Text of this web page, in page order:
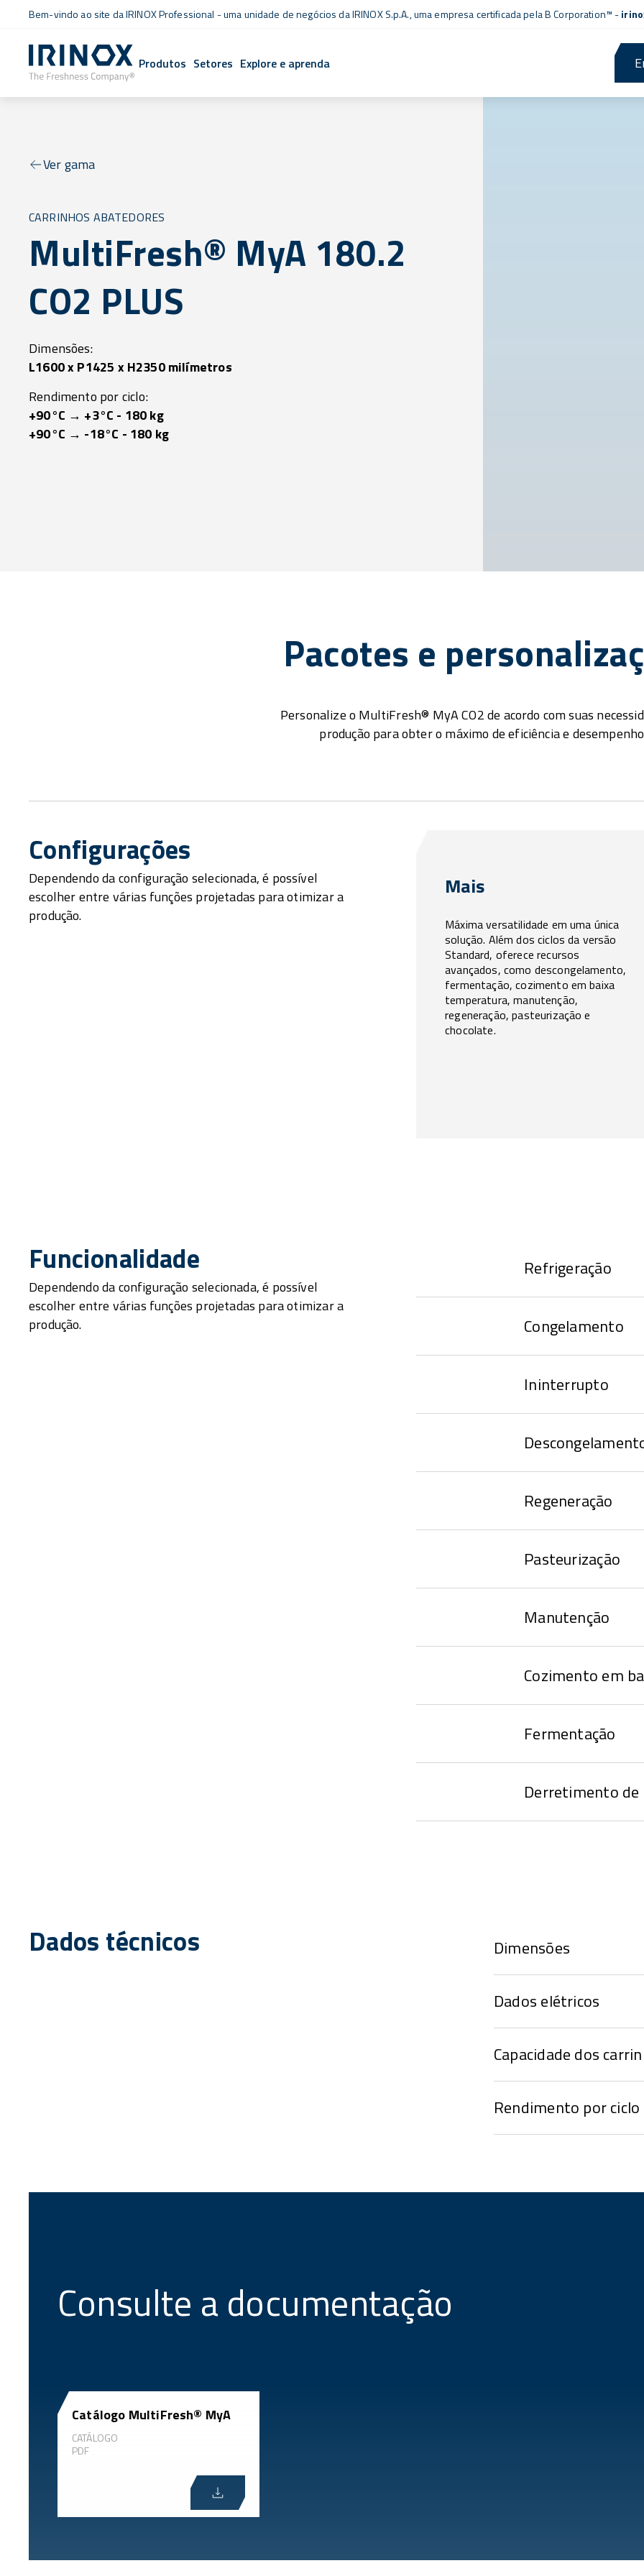
Bem-vindo ao site da IRINOX Professional - uma unidade de negócios da IRINOX S.p.A., uma empresacertificada pela B Corporation™ -
Produtos Setores Explore e aprenda
Ver gama
CARRINHOS ABATEDORES
MultiFresh® MyA 180.2
CO2 PLUS
Dimensões:
L1600 x P1425 x H2350 milímetros
Rendimento por ciclo:
+90°C → +3°C - 180 kg
+90°C → -18°C - 180 kg
Pacotes e
Personalize o MultiFresh® MyA CO2 de acordo com suas
produção para obter o máximo de eficiência e
Configurações
Dependendo da configuração selecionada, é possível
escolher entre várias funções projetadas para otimizar a
produção.
Mais
Máxima versatilidade em uma única
solução. Além dos ciclos da versão
Standard, oferece recursos
avançados, como descongelamento,
fermentação, cozimento em baixa
temperatura, manutenção,
regeneração, pasteurização e
chocolate.
Funcionalidade
Dependendo da configuração selecionada, é possível
escolher entre várias funções projetadas para otimizar a
produção.
Refrigeração
Congelamento
Ininterrupto
Regeneração
Pasteurização
Manutenção
Cozimento em
Fermentação
Derretimento de
Dados técnicos Dimensões
Dados elétricos
Capacidade dos
Rendimento por ciclo
Consulte a documentação
Catálogo MultiFresh® MyA
CATÁLOGO
PDF